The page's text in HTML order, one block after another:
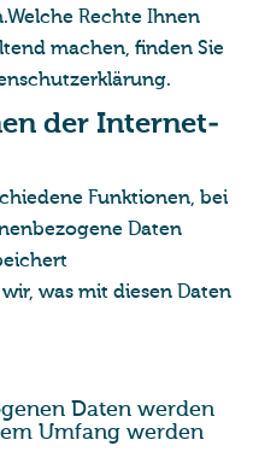
Rechte Ihnen
machen, finden Sie
der In­ter­net­
Funktionen, bei
Daten
was mit diesen Daten
Daten wer­den
Um­fang wer­den